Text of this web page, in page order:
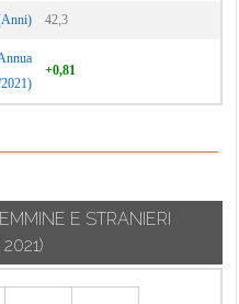
42,3
+0,81
E STRANIERI